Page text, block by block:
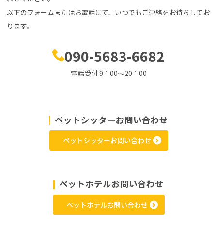
以下のフォームまたはお電話にて、いつでもご連絡をお待ちしてお
ります。
090-5683-6682
電話受付 9：00～20：00
ペットシッターお問い合わせ
ペットシッターお問い合わせ
ペットホテルお問い合わせ
ペットホテルお問い合わせ